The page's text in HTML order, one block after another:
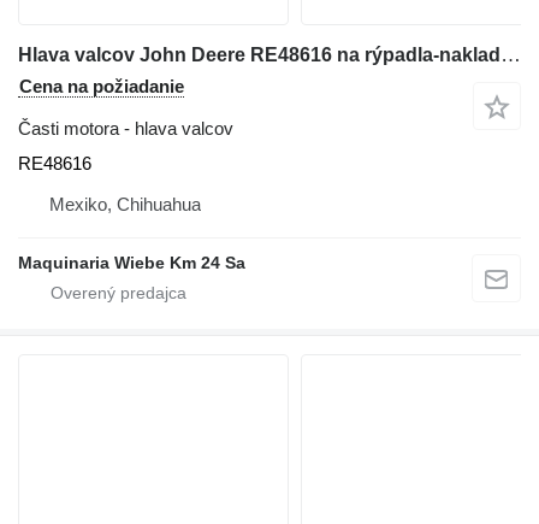
Hlava valcov John Deere RE48616 na rýpadla-nakladača John Deere 315D / 444G
Cena na požiadanie
Časti motora - hlava valcov
RE48616
Mexiko, Chihuahua
Maquinaria Wiebe Km 24 Sa